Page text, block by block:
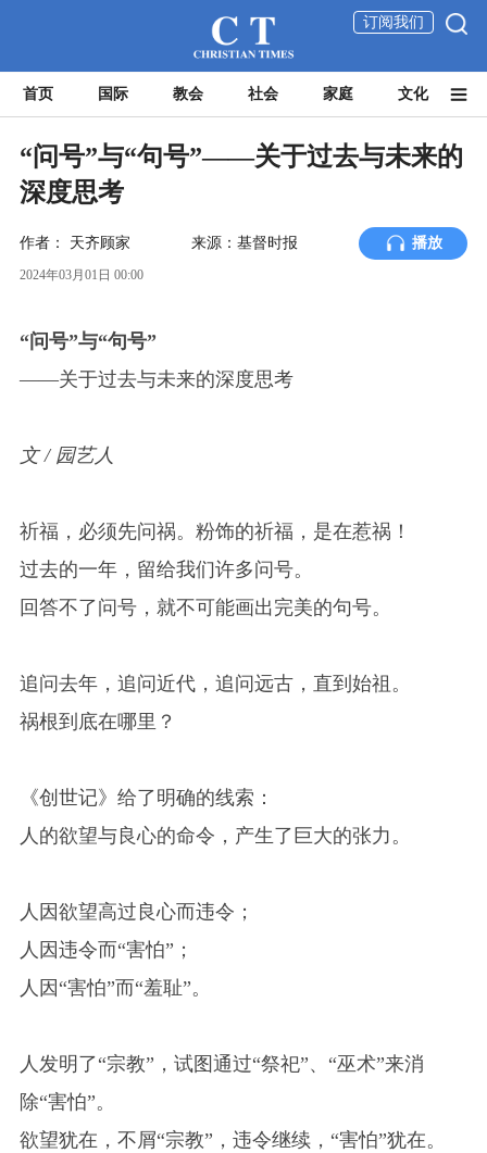
订阅我们
首页 国际 教会 社会 家庭 文化
“问号”与“句号”——关于过去与未来的
深度思考
作者： 天齐顾家 来源：基督时报 播放
2024年03月01日 00:00
“问号”与“句号”
——关于过去与未来的深度思考
文 / 园艺人
祈福，必须先问祸。粉饰的祈福，是在惹祸！
过去的一年，留给我们许多问号。
回答不了问号，就不可能画出完美的句号。
追问去年，追问近代，追问远古，直到始祖。
祸根到底在哪里？
《创世记》给了明确的线索：
人的欲望与良心的命令，产生了巨大的张力。
人因欲望高过良心而违令；
人因违令而“害怕”；
人因“害怕”而“羞耻”。
人发明了“宗教”，试图通过“祭祀”、“巫术”来消
除“害怕”。
欲望犹在，不屑“宗教”，违令继续，“害怕”犹在。